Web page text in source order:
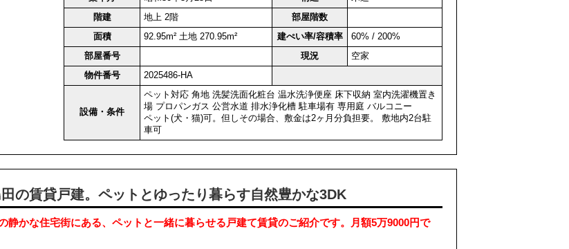
階建
地上 2階
部屋階数
面積
92.95m² 土地 270.95m² 建ぺい率/容積率
60% / 200%
部屋番号
現況
空家
物件番号
2025486-HA
設備・条件
ペット対応 角地 洗髪洗面化粧台 温水洗浄便座 床下収納 室内洗濯機置き
場 プロパンガス 公営水道 排水浄化槽 駐車場有 専用庭 バルコニー
ペット(犬・猫)可。但しその場合、敷金は2ヶ月分負担要。 敷地内2台駐
車可
の賃貸戸建。ペットとゆったり暮らす自然豊かな3DK
静かな住宅街にある、ペットと一緒に暮らせる戸建て賃貸のご紹介です。月額5万9000円で